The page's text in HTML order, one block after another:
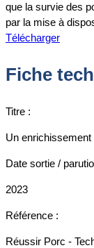
que la survie des
par la mise à
Télécharger
Fiche
Titre :
Un
Date sortie /
2023
Référence :
Réussir Porc -